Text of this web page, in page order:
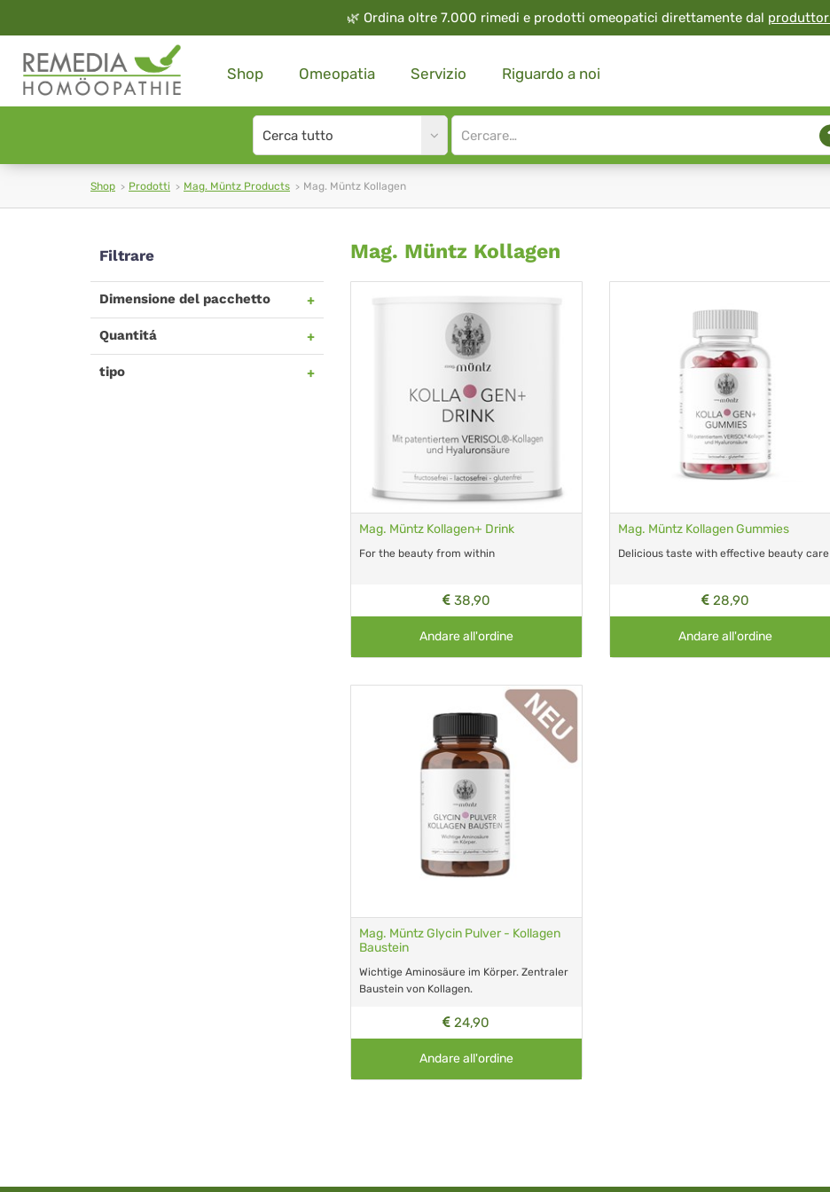
🌿 Ordina oltre 7.000 rimedi e prodotti omeopatici direttamente dal produttor
Shop Omeopatia Servizio Riguardo a noi
Search
type
Site
search
Shop Prodotti Mag. Müntz Products Mag. Müntz Kollagen
Filtrare
Dimensione del pacchetto
Quantitá
tipo
Mag.
Müntz
Kollagen
Mag. Müntz Kollagen
Mag. Müntz Kollagen+ Drink
For the beauty from within
38,90
Andare all'ordine
Mag. Müntz Kollagen Gummies
Delicious taste with effective beauty care
28,90
Andare all'ordine
Mag. Müntz Glycin Pulver - Kollagen
Baustein
Wichtige Aminosäure im Körper. Zentraler
Baustein von Kollagen.
24,90
Andare all'ordine